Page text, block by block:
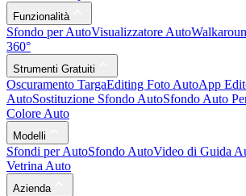
Funzionalità
Sfondo per AutoVisualizzatore Auto
360°
Strumenti Gratuiti
Oscuramento TargaEditing Foto AutoApp
AutoSostituzione Sfondo AutoSfondo Auto
Colore Auto
Modelli
Sfondi per AutoSfondo AutoVideo di Guida
Vetrina Auto
Azienda